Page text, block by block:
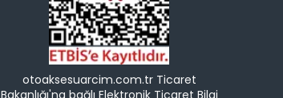
otoaksesuarcim.com.tr Ticaret
Bakanlığı'na bağlı Elektronik Ticaret Bilgi